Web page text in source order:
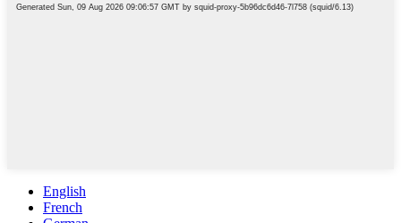
English
French